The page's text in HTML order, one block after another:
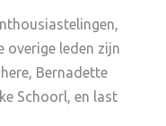
overige leden zijn
Bernadette
Schoorl, en last